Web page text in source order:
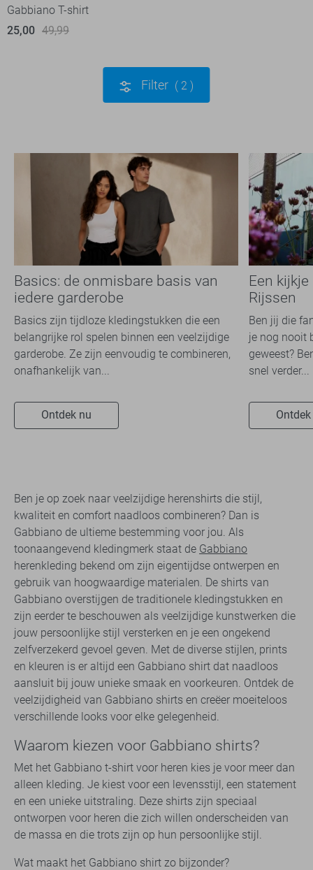
Gabbiano T-shirt
25,00 49,99
Filter 2
Basics: de onmisbare basis van
iedere garderobe
Basics zijn tijdloze kledingstukken die een
belangrijke rol spelen binnen een veelzijdige
garderobe. Ze zijn eenvoudig te combineren,
onafhankelijk van...
Ontdek nu
Een
Rijssen
Ben jij die
je nog nooit
geweest?
snel verder...
Ben je op zoek naar veelzijdige herenshirts die stijl,
kwaliteit en comfort naadloos combineren? Dan is
Gabbiano de ultieme bestemming voor jou. Als
toonaangevend kledingmerk staat de Gabbiano
herenkleding bekend om zijn eigentijdse ontwerpen en
gebruik van hoogwaardige materialen. De shirts van
Gabbiano overstijgen de traditionele kledingstukken en
zijn eerder te beschouwen als veelzijdige kunstwerken die
jouw persoonlijke stijl versterken en je een ongekend
zelfverzekerd gevoel geven. Met de diverse stijlen, prints
en kleuren is er altijd een Gabbiano shirt dat naadloos
aansluit bij jouw unieke smaak en voorkeuren. Ontdek de
veelzijdigheid van Gabbiano shirts en creëer moeiteloos
verschillende looks voor elke gelegenheid.
Waarom kiezen voor Gabbiano shirts?
Met het Gabbiano t-shirt voor heren kies je voor meer dan
alleen kleding. Je kiest voor een levensstijl, een statement
en een unieke uitstraling. Deze shirts zijn speciaal
ontworpen voor heren die zich willen onderscheiden van
de massa en die trots zijn op hun persoonlijke stijl.
Wat maakt het Gabbiano shirt zo bijzonder?